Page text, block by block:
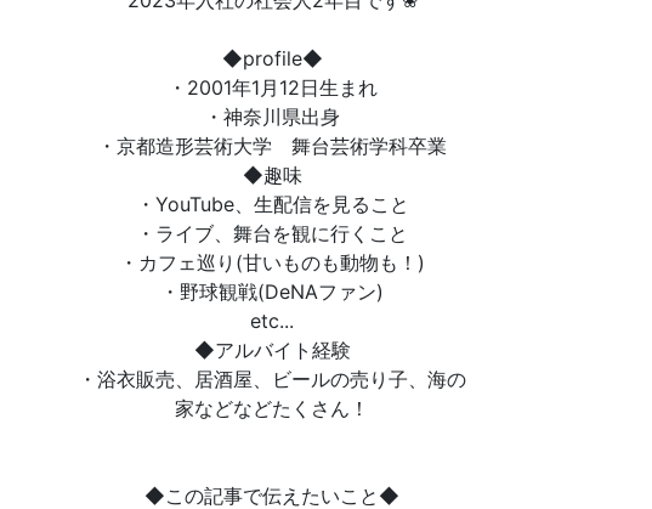
◆profile◆
・2001年1月12日生まれ
・神奈川県出身
・京都造形芸術大学 舞台芸術学科卒業
◆趣味
・YouTube、生配信を見ること
・ライブ、舞台を観に行くこと
・カフェ巡り(甘いものも動物も！)
・野球観戦(DeNAファン)
etc...
◆アルバイト経験
・浴衣販売、居酒屋、ビールの売り子、海の
家などなどたくさん！
◆この記事で伝えたいこと◆